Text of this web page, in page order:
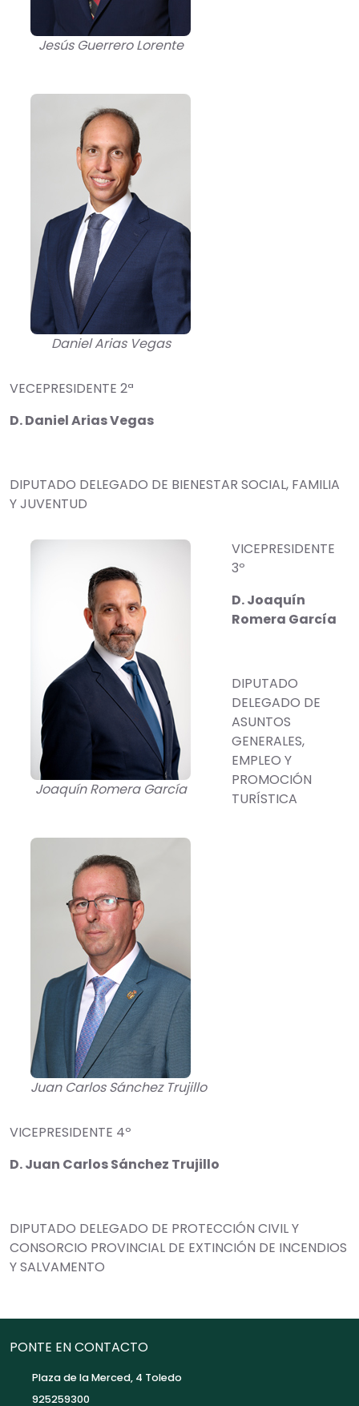
Jesús Guerrero Lorente
Daniel Arias Vegas
VECEPRESIDENTE 2ª
D. Daniel Arias Vegas
DIPUTADO DELEGADO DE BIENESTAR SOCIAL, FAMILIA
Y JUVENTUD
Joaquín Romera García
VICEPRESIDENTE
3º
D. Joaquín
Romera García
DIPUTADO
DELEGADO DE
ASUNTOS
GENERALES,
EMPLEO Y
PROMOCIÓN
TURÍSTICA
Juan Carlos Sánchez Trujillo
VICEPRESIDENTE 4º
D. Juan Carlos Sánchez Trujillo
DIPUTADO DELEGADO DE PROTECCIÓN CIVIL Y
CONSORCIO PROVINCIAL DE EXTINCIÓN DE INCENDIOS
Y SALVAMENTO
PONTE EN CONTACTO
Plaza de la Merced, 4 Toledo
925259300